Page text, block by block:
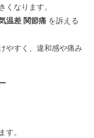
くなります。
温差 関節痛 を訴える
やすく、違和感や痛み
す。